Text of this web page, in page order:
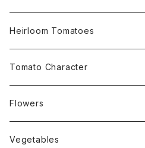
Small Determinate 30cm~50cm
Medium Determinate 50~100cm
Large Determinate 100~150cm
Semi Indeterminate ~150cm
Heirloom Tomatoes
Amber Heirloom Tomatoes
Bi-Color Heirloom Tomatoes
Black Heirloom Tomatoes
Tomato Character
Culinary Uses
For Canning
Disease Resistance
Flowers
Nasturtium・ナスターチウム
Vegetables